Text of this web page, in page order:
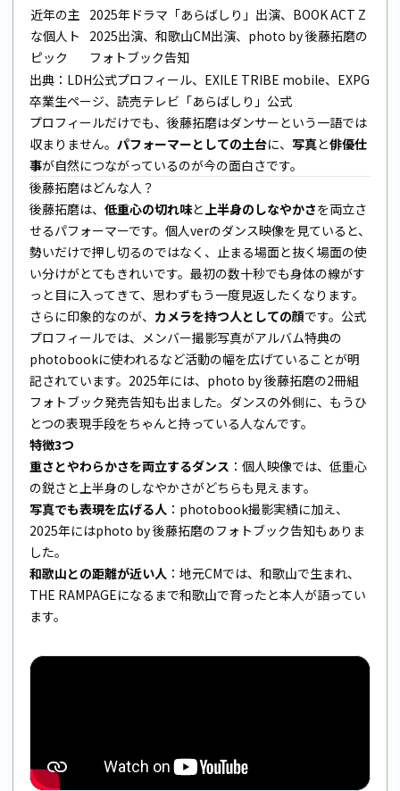
近年の主
な個人ト
ピック
2025年ドラマ「あらばしり」出演、BOOK ACT Z
2025出演、和歌山CM出演、photo by 後藤拓磨の
フォトブック告知
出典：LDH公式プロフィール、EXILE TRIBE mobile、EXPG
卒業生ページ、読売テレビ「あらばしり」公式
プロフィールだけでも、後藤拓磨はダンサーという一語では
収まりません。 パフォーマーとしての土台に、 写真と俳優仕
事が自然につながっているのが今の面白さです。
後藤拓磨はどんな人？
後藤拓磨は、 低重心の切れ味と 上半身のしなやかさを両立さ
せるパフォーマーです。個人verのダンス映像を見ていると、
勢いだけで押し切るのではなく、止まる場面と抜く場面の使
い分けがとてもきれいです。最初の数十秒でも身体の線がす
っと目に入ってきて、思わずもう一度見返したくなります。
さらに印象的なのが、 カメラを持つ人としての顔です。公式
プロフィールでは、メンバー撮影写真がアルバム特典の
photobookに使われるなど活動の幅を広げていることが明
記されています。2025年には、photo by 後藤拓磨の2冊組
フォトブック発売告知も出ました。ダンスの外側に、もうひ
とつの表現手段をちゃんと持っている人なんです。
特徴3つ
重さとやわらかさを両立するダンス ：個人映像では、低重心
の鋭さと上半身のしなやかさがどちらも見えます。
写真でも表現を広げる人 ：photobook撮影実績に加え、
2025年にはphoto by 後藤拓磨のフォトブック告知もありま
した。
和歌山との距離が近い人 ：地元CMでは、和歌山で生まれ、
THE RAMPAGEになるまで和歌山で育ったと本人が語ってい
ます。